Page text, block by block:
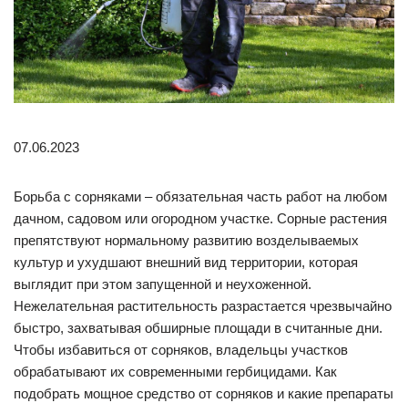
07.06.2023
Борьба с сорняками – обязательная часть работ на любом
дачном, садовом или огородном участке. Сорные растения
препятствуют нормальному развитию возделываемых
культур и ухудшают внешний вид территории, которая
выглядит при этом запущенной и неухоженной.
Нежелательная растительность разрастается чрезвычайно
быстро, захватывая обширные площади в считанные дни.
Чтобы избавиться от сорняков, владельцы участков
обрабатывают их современными гербицидами. Как
подобрать мощное средство от сорняков и какие препараты